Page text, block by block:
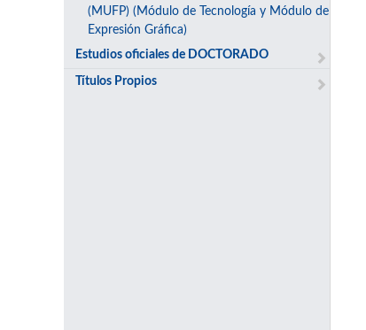
(MUFP) (Módulo de Tecnología y Módulo de
Expresión Gráfica)
Estudios oficiales de DOCTORADO
Títulos Propios